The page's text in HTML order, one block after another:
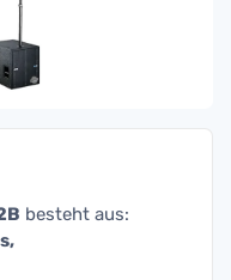
besteht aus: